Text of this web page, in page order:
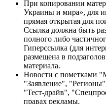
При копировании
Украины и мира», для
прямая открытая для
Ссылка должна быть
полного либо
Гиперссылка (для
размещена в
материала.
Новости с пометками
"Заявление",
"Тест-драйв",
правах рекламы.